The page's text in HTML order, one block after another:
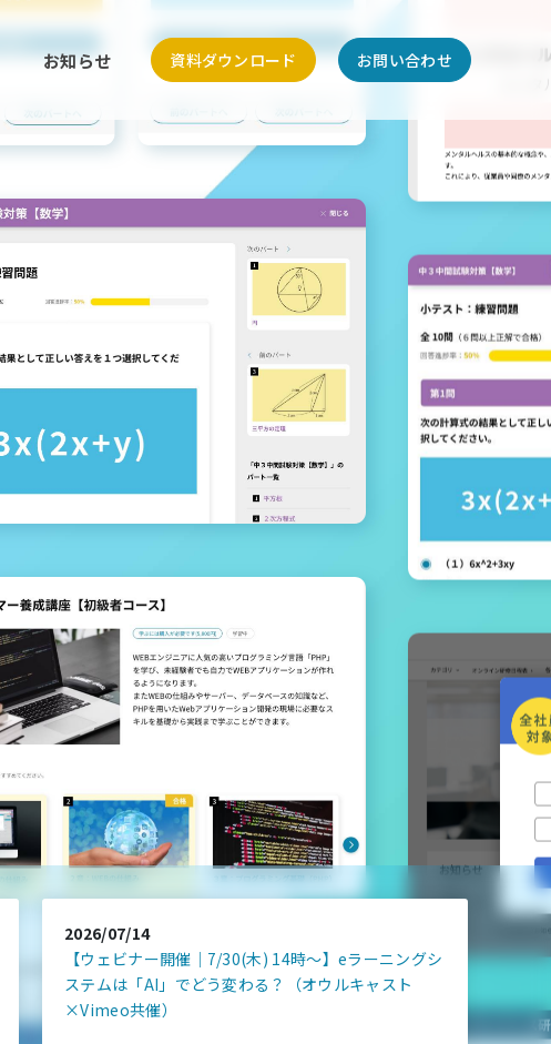
お知らせ 資料ダウンロード お問い合わせ
2026/07/14
【ウェビナー開催｜7/30(木) 14時～】eラーニングシ
ステムは「AI」でどう変わる？（オウルキャスト
×Vimeo共催）